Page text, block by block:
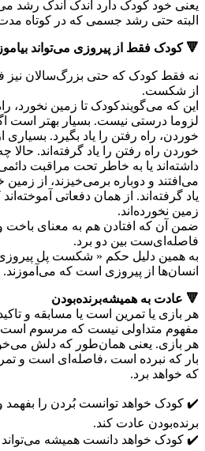
یعنی خود کودک دارد اندک اندک رشد
البته حتی رشد جسمی که در کوتاه
🔻 کودک فقط از پیروزی می‌تواند
نه فقط کودک که حتی بزرگ‌سالان نیز
از شکست.
این که می‌گویندکودک تا زمین نخورد،
لزوما درستی نیست. بسیار بهتر است
خوردن، راه رفتن را یاد بگیرد.
خوردن راه رفتن را یاد گرفته‌اند. حالا
داشته‌اند یا به خاطر تحت مراقبت
می‌افتند و دوباره برمی‌خیزند، از
یاد گرفته‌اند. از همان دفعاتی
زمین نخورده‌اند.
ضمن آن که افتادن هم به معنای
فاصله‌ای‌ست بین دو برد.
به همین دلیل حکم « شکست پل
انسان‌ها از پیروزی است که می‌آموزند.
🔻 عادت به همیشه‌برنده‌بودن
هر بازی یا تمرین است یا مسابقه و
مفهوم متداولی نیست که مرسوم
هر بازی. یعنی همان‌طور که دلش
بار که نبرده است ،فاصله‌ای است و
که خواهد برد.
✔️ کودک خواهد توانست بُردن را بفهمد
برنده‌بودن عادت کند.
✔️ کودک خواهد دانست همیشه می‌تواند